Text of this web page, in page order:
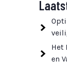
Het
en